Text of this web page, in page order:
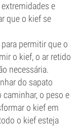
e
que o kief se
permitir que o
o kief, o ar retido
necessária.
do sapato
o peso e
o kief em
o kief esteja